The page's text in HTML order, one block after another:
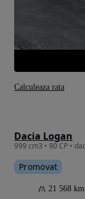
Dacia Logan
Promovat
21 568 km
Calculeaza rata